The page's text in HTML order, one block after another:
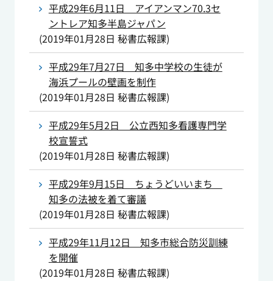
平成29年6月11日 アイアンマン70.3セ
ントレア知多半島ジャパン
(2019年01月28日 秘書広報課)
平成29年7月27日 知多中学校の生徒が
海浜プールの壁画を制作
(2019年01月28日 秘書広報課)
平成29年5月2日 公立西知多看護専門学
校宣誓式
(2019年01月28日 秘書広報課)
平成29年9月15日 ちょうどいいまち
知多の法被を着て審議
(2019年01月28日 秘書広報課)
平成29年11月12日 知多市総合防災訓練
を開催
(2019年01月28日 秘書広報課)